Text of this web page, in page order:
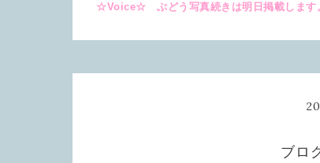
☆Voice☆ ぶどう写真続きは明日掲載します
ブロ